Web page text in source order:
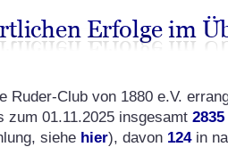
Ruder-Club von 1880 e.V.
zum 01.11.2025 insgesamt 2835
siehe hier), davon 124in